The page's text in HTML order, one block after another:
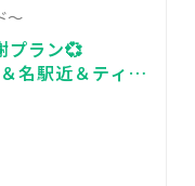
～
プラン💞
名駅近＆ティフ
&女子会